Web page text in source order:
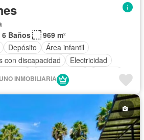
6 Baños
969 m²
Depósito
Área infantil
con discapacidad
Electricidad
Cocina integral
Seguridad privada
INMOBILIARIA